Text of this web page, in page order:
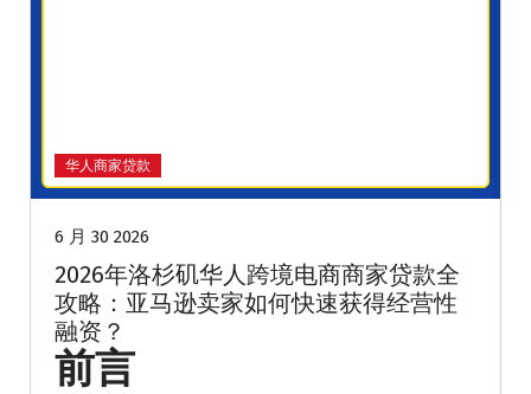
华人商家贷款
6 月 30 2026
2026年洛杉矶华人跨境电商商家贷款全
攻略：亚马逊卖家如何快速获得经营性
融资？
前言